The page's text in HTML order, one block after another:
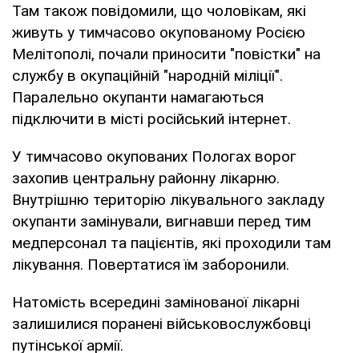
Там також повідомили, що чоловікам, які
живуть у тимчасово окупованому Росією
Мелітополі, почали приносити "повістки" на
службу в окупаційній "народній міліції".
Паралельно окупанти намагаються
підключити в місті російський інтернет.
У тимчасово окупованих Пологах ворог
захопив центральну районну лікарню.
Внутрішню територію лікувального закладу
окупанти замінували, вигнавши перед тим
медперсонал та пацієнтів, які проходили там
лікування. Повертатися їм заборонили.
Натомість всередині замінованої лікарні
залишилися поранені військовослужбовці
путінської армії.